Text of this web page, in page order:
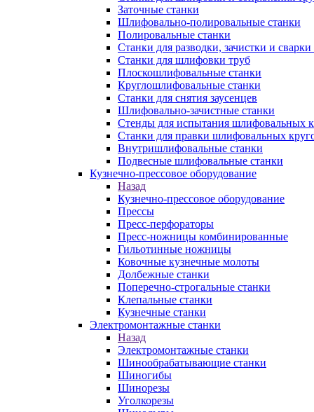
Заточные станки
Шлифовально-полировальные станки
Полировальные станки
Станки для разводки, зачистки и сварки
Станки для шлифовки труб
Плоскошлифовальные станки
Круглошлифовальные станки
Станки для снятия заусенцев
Шлифовально-зачистные станки
Стенды для испытания шлифовальных
Станки для правки шлифовальных
Внутришлифовальные станки
Подвесные шлифовальные станки
Кузнечно-прессовое оборудование
Назад
Кузнечно-прессовое оборудование
Прессы
Пресс-перфораторы
Пресс-ножницы комбинированные
Гильотинные ножницы
Ковочные кузнечные молоты
Долбежные станки
Поперечно-строгальные станки
Клепальные станки
Кузнечные станки
Электромонтажные станки
Назад
Электромонтажные станки
Шинообрабатывающие станки
Шиногибы
Шинорезы
Уголкорезы